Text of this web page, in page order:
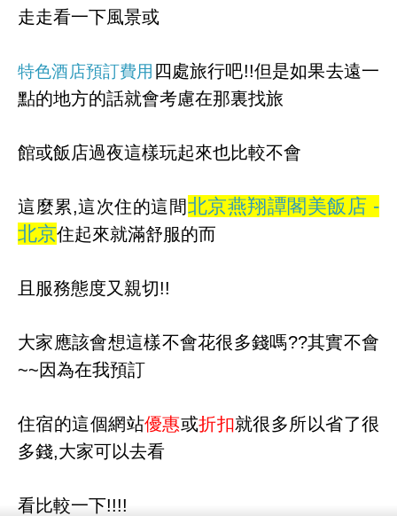
走走看一下風景或
特色酒店預訂費用 四處旅行吧!!但是如果去遠一
點的地方的話就會考慮在那裏找旅
館或飯店過夜這樣玩起來也比較不會
這麼累,這次住的這間北京燕翔譚閣美飯店 -
北京住起來就滿舒服的而
且服務態度又親切!!
大家應該會想這樣不會花很多錢嗎??其實不會
~~因為在我預訂
住宿的這個網站優惠或折扣就很多所以省了很
多錢,大家可以去看
看比較一下!!!!